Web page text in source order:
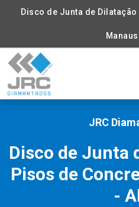
Disco de Junta de
JRC
Disco de Junta
Pisos de
-